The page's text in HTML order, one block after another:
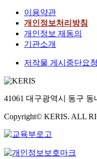
이용약관
개인정보처리방침
개인정보 재동의
기관소개
저작물 게시중단요청
41061 대구광역시 동구 동
Copyright© KERIS. ALL